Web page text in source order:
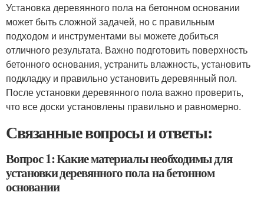
Установка деревянного пола на бетонном основании
может быть сложной задачей, но с правильным
подходом и инструментами вы можете добиться
отличного результата. Важно подготовить поверхность
бетонного основания, устранить влажность, установить
подкладку и правильно установить деревянный пол.
После установки деревянного пола важно проверить,
что все доски установлены правильно и равномерно.
Связанные вопросы и ответы:
Вопрос 1: Какие материалы необходимы для
установки деревянного пола на бетонном
основании